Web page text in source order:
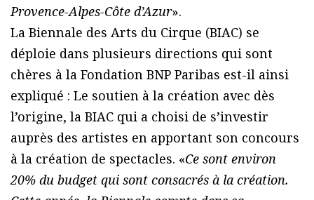
Provence-Alpes-Côte d’Azur».
La Biennale des Arts du Cirque (BIAC) se
déploie dans plusieurs directions qui sont
chères à la Fondation BNP Paribas est-il ainsi
expliqué : Le soutien à la création avec dès
l’origine, la BIAC qui a choisi de s’investir
auprès des artistes en apportant son concours
à la création de spectacles. «Ce sont environ
20% du budget qui sont consacrés à la création.